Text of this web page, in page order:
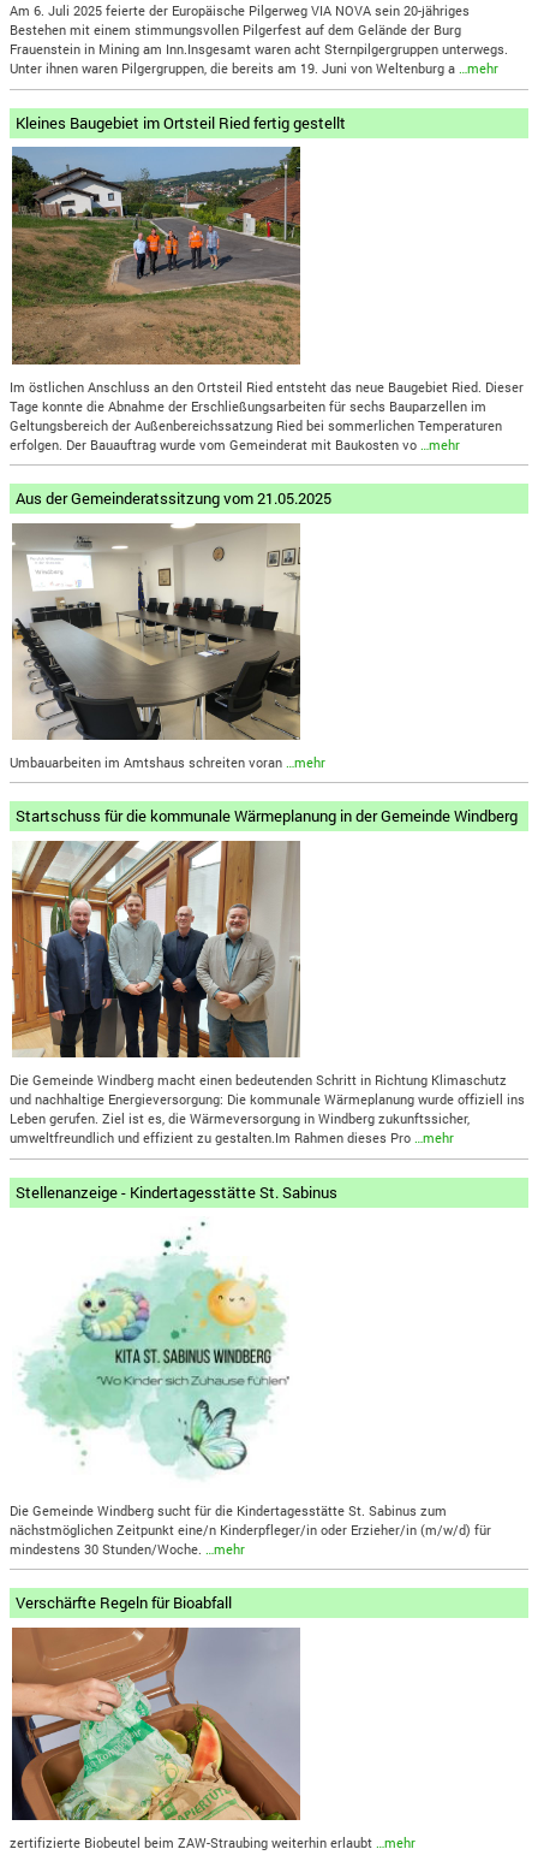
Am 6. Juli 2025 feierte der Europäische Pilgerweg VIA NOVA sein 20-jähriges
Bestehen mit einem stimmungsvollen Pilgerfest auf dem Gelände der Burg
Frauenstein in Mining am Inn.Insgesamt waren acht Sternpilgergruppen unterwegs.
Unter ihnen waren Pilgergruppen, die bereits am 19. Juni von Weltenburg a…mehr
Kleines Baugebiet im Ortsteil Ried fertig gestellt
Im östlichen Anschluss an den Ortsteil Ried entsteht das neue Baugebiet Ried. Dieser
Tage konnte die Abnahme der Erschließungsarbeiten für sechs Bauparzellen im
Geltungsbereich der Außenbereichssatzung Ried bei sommerlichen Temperaturen
erfolgen. Der Bauauftrag wurde vom Gemeinderat mit Baukosten vo
…mehr
Aus der Gemeinderatssitzung vom 21.05.2025
Umbauarbeiten im Amtshaus schreiten voran…mehr
Startschuss für die kommunale Wärmeplanung in der Gemeinde Windberg
Die Gemeinde Windberg macht einen bedeutenden Schritt in Richtung Klimaschutz
und nachhaltige Energieversorgung: Die kommunale Wärmeplanung wurde offiziell ins
Leben gerufen. Ziel ist es, die Wärmeversorgung in Windberg zukunftssicher,
umweltfreundlich und effizient zu gestalten.Im Rahmen dieses Pro…mehr
Stellenanzeige - Kindertagesstätte St. Sabinus
Die Gemeinde Windberg sucht für die Kindertagesstätte St. Sabinus zum
nächstmöglichen Zeitpunkt eine/n Kinderpfleger/in oder Erzieher/in (m/w/d) für
mindestens 30 Stunden/Woche.
…mehr
Verschärfte Regeln für Bioabfall
zertifizierte Biobeutel beim ZAW-Straubing weiterhin erlaubt …mehr